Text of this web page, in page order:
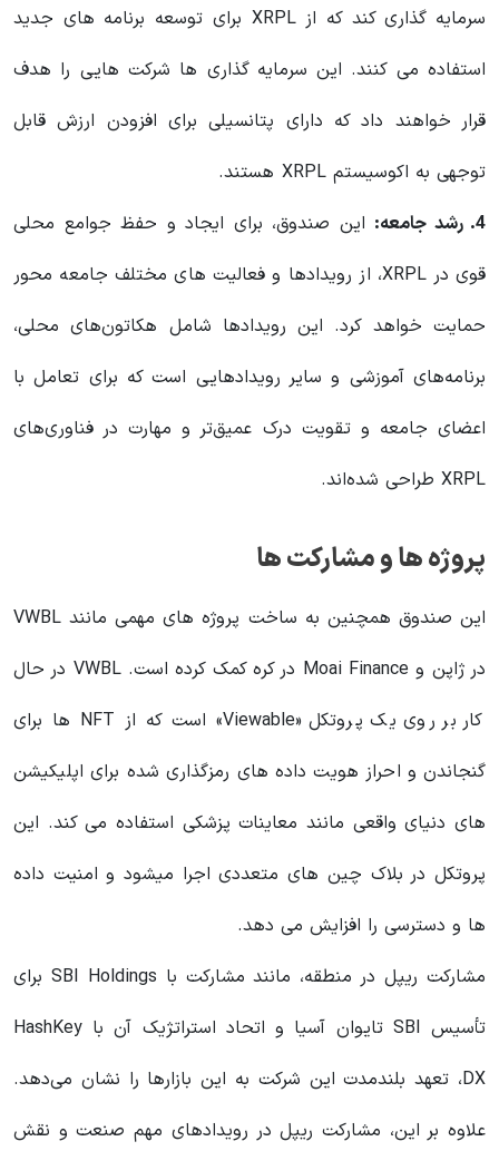
سرمایه گذاری کند که از XRPL برای توسعه برنامه های جدید
استفاده می کنند. این سرمایه گذاری ها شرکت هایی را هدف
قرار خواهند داد که دارای پتانسیلی برای افزودن ارزش قابل
توجهی به اکوسیستم XRPL هستند.
4. رشد جامعه:
این صندوق، برای ایجاد و حفظ جوامع محلی
قوی در XRPL، از رویدادها و فعالیت های مختلف جامعه محور
حمایت خواهد کرد. این رویدادها شامل هکاتون‌های محلی،
برنامه‌های آموزشی و سایر رویدادهایی است که برای تعامل با
اعضای جامعه و تقویت درک عمیق‌تر و مهارت در فناوری‌های
XRPL طراحی شده‌اند.
پروژه ها و مشارکت ها
این صندوق همچنین به ساخت پروژه های مهمی مانند VWBL
در ژاپن و Moai Finance در کره کمک کرده است. VWBL در حال
کار بر روی یک پروتکل «Viewable» است که از NFT ها برای
گنجاندن و احراز هویت داده های رمزگذاری شده برای اپلیکیشن
های دنیای واقعی مانند معاینات پزشکی استفاده می کند. این
پروتکل در بلاک چین های متعددی اجرا میشود و امنیت داده
ها و دسترسی را افزایش می دهد.
مشارکت ریپل در منطقه، مانند مشارکت با SBI Holdings برای
تأسیس SBI تایوان آسیا و اتحاد استراتژیک آن با HashKey
DX، تعهد بلندمدت این شرکت به این بازارها را نشان می‌دهد.
علاوه بر این، مشارکت ریپل در رویدادهای مهم صنعت و نقش